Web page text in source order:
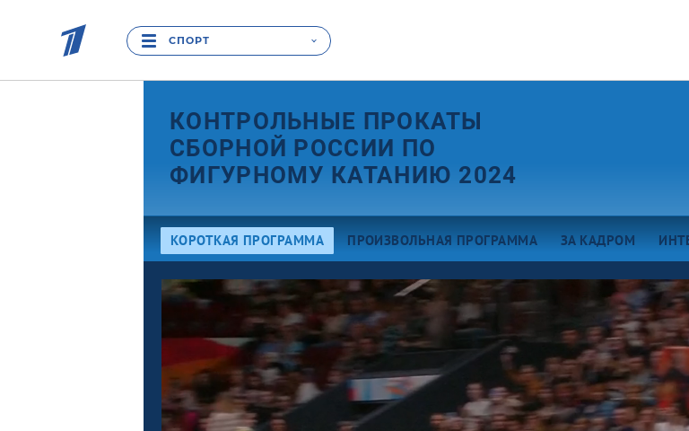
СПОРТ
КОНТРОЛЬНЫЕ ПРОКАТЫ
СБОРНОЙ РОССИИ ПО
ФИГУРНОМУ КАТАНИЮ 2024
КОРОТКАЯ ПРОГРАММА ПРОИЗВОЛЬНАЯ ПРОГРАММА ЗА КАДРОМ